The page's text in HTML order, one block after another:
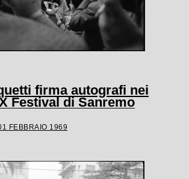
firma autografi nei
Festival di Sanremo
FEBBRAIO 1969